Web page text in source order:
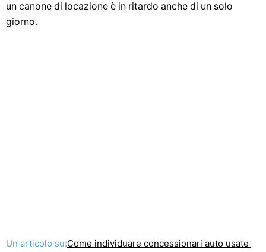
un canone di locazione è in ritardo anche di un solo
giorno.
Un articolo su:Come individuare concessionari auto usate